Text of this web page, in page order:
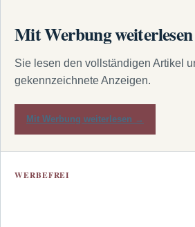
Mit Werbung weiterlesen
Sie lesen den vollständigen Artikel
gekennzeichnete Anzeigen.
Mit Werbung weiterlesen →
WERBEFREI